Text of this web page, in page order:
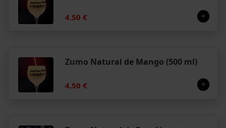
4.50 €
Zumo Natural de Mango (500 ml)
4.50 €